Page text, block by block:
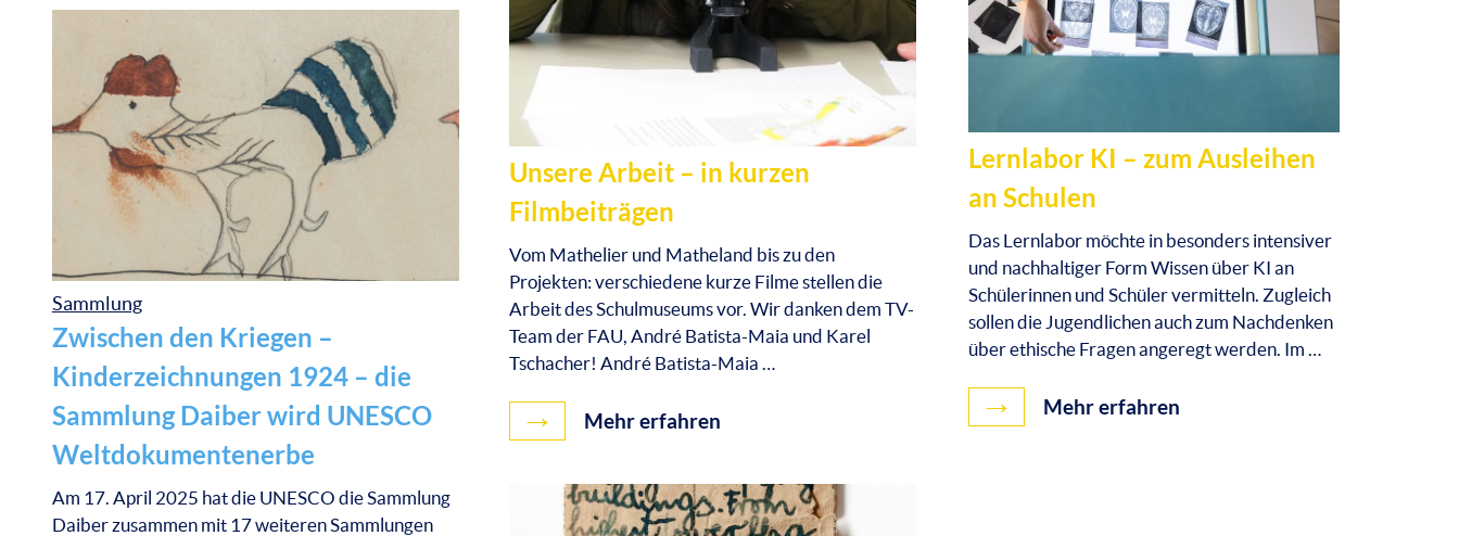
Unsere Arbeit – in kurzen
Filmbeiträgen
Vom Mathelier und Matheland bis zu den
Projekten: verschiedene kurze Filme stellen die
Arbeit des Schulmuseums vor. Wir danken dem TV-
Team der FAU, André Batista-Maia und Karel
Tschacher! André Batista-Maia …
→ Mehr erfahren
Sammlung
Zwischen den Kriegen –
Kinderzeichnungen 1924 – die
Sammlung Daiber wird UNESCO
Weltdokumentenerbe
Am 17. April 2025 hat die UNESCO die Sammlung
Daiber zusammen mit 17 weiteren Sammlungen
Lernlabor KI – zum Ausleihen
an Schulen
Das Lernlabor möchte in besonders intensiver
und nachhaltiger Form Wissen über KI an
Schülerinnen und Schüler vermitteln. Zugleich
sollen die Jugendlichen auch zum Nachdenken
über ethische Fragen angeregt werden. Im …
→ Mehr erfahren